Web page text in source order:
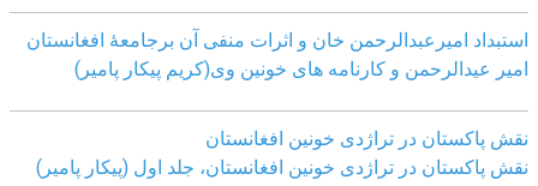
استبداد امیرعبدالرحمن خان و اثرات منفی آن برجامعۀ افغانستان
امیر عیدالرحمن و کارنامه های خونین وی(کریم پیکار پامیر)
نقش پاکستان در تراژدی خونین افغانستان
نقش پاکستان در تراژدی خونین افغانستان، جلد اول (پیکار پامیر)